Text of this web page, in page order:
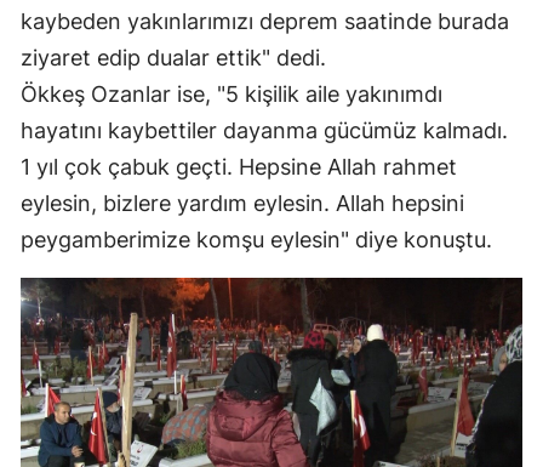
kaybeden yakınlarımızı deprem saatinde burada
ziyaret edip dualar ettik" dedi.
Ökkeş Ozanlar ise, "5 kişilik aile yakınımdı
hayatını kaybettiler dayanma gücümüz kalmadı.
1 yıl çok çabuk geçti. Hepsine Allah rahmet
eylesin, bizlere yardım eylesin. Allah hepsini
peygamberimize komşu eylesin" diye konuştu.